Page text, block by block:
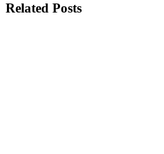
Related Posts